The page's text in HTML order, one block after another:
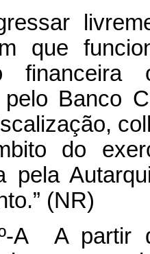
que
pelo Banco
do
pela
(NR)
A A partir